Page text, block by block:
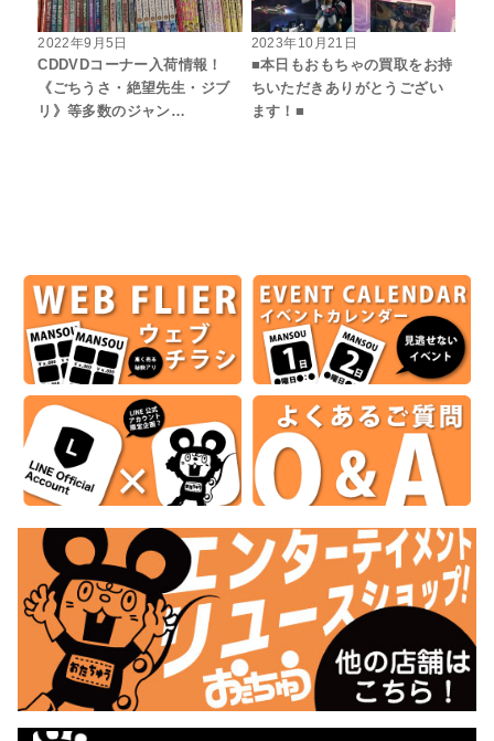
2022年9月5日
CDDVDコーナー入荷情報！
《ごちうさ・絶望先生・ジブ
リ》等多数のジャン…
2023年10月21日
■本日もおもちゃの買取をお持
ちいただきありがとうござい
ます！■